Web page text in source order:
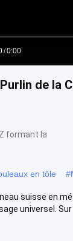
/0:00
de la
formant la
en tôle #
suisse en
universel. Sur